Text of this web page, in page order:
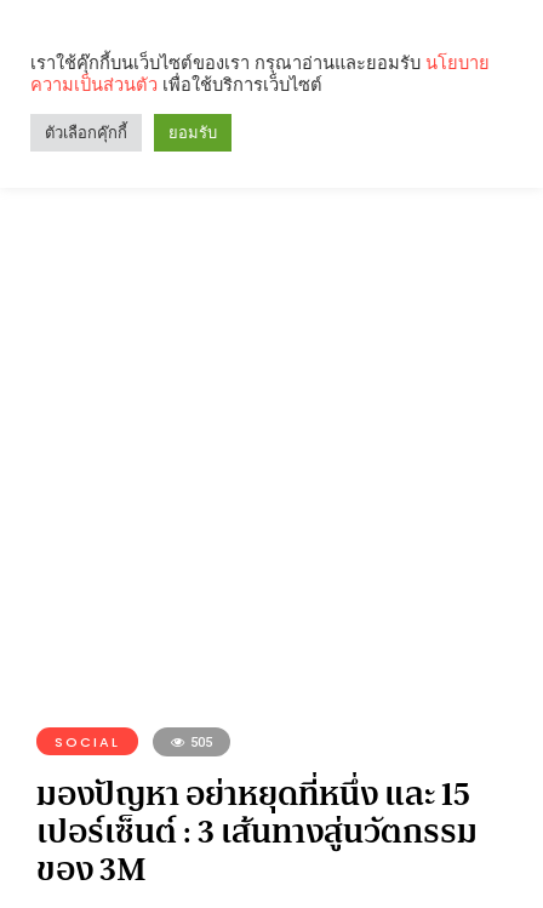
SOCIAL 505
มองปัญหา อย่าหยุดที่หนึ่ง และ 15
เปอร์เซ็นต์ : 3 เส้นทางสู่นวัตกรรม
ของ 3M
เราใช้คุ๊กกี้บนเว็บไซต์ของเรา กรุณาอ่านและยอมรับ นโยบาย
ความเป็นส่วนตัว เพื่อใช้บริการเว็บไซต์
ตัวเลือกคุ๊กกี้ ยอมรับ